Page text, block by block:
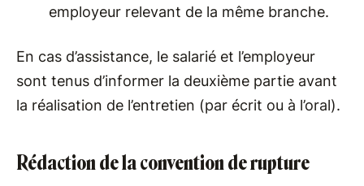
employeur relevant de la même branche.
En cas d’assistance, le salarié et l’employeur
sont tenus d’informer la deuxième partie avant
la réalisation de l’entretien (par écrit ou à l’oral).
Rédaction de la convention de rupture